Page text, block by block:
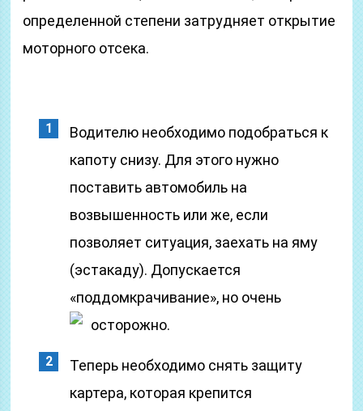
определенной степени затрудняет открытие
моторного отсека.
Водителю необходимо подобраться к
капоту снизу. Для этого нужно
поставить автомобиль на
возвышенность или же, если
позволяет ситуация, заехать на яму
(эстакаду). Допускается
«поддомкрачивание», но очень
осторожно.
Теперь необходимо снять защиту
картера, которая крепится